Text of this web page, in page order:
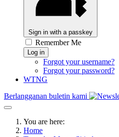
Sign in with a passkey
Remember Me
Log in
Forgot your username?
Forgot your password?
WTNG
Berlangganan buletin kami
You are here:
Home